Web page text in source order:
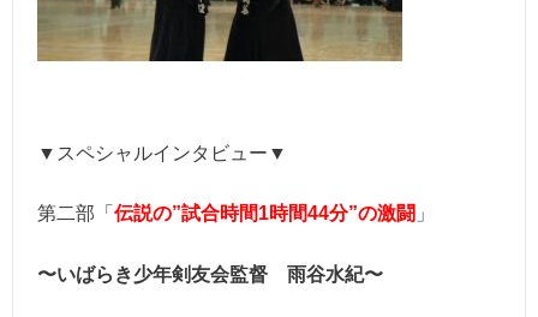
▼スペシャルインタビュー▼
第二部「 伝説の”試合時間1時間44分”の激闘 」
〜いばらき少年剣友会監督 雨谷水紀〜